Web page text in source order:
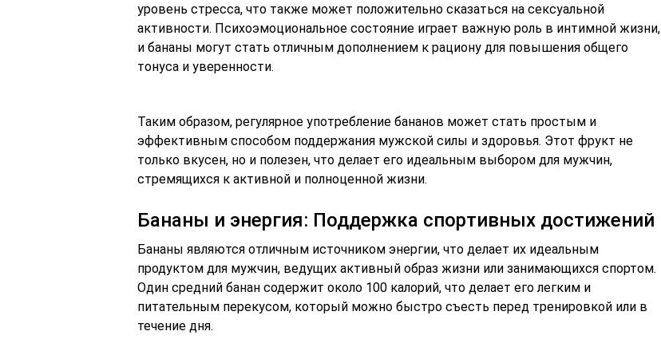
уровень стресса, что также может положительно сказаться на сексуальной
активности. Психоэмоциональное состояние играет важную роль в интимной жизни,
и бананы могут стать отличным дополнением к рациону для повышения общего
тонуса и уверенности.
Таким образом, регулярное употребление бананов может стать простым и
эффективным способом поддержания мужской силы и здоровья. Этот фрукт не
только вкусен, но и полезен, что делает его идеальным выбором для мужчин,
стремящихся к активной и полноценной жизни.
Бананы и энергия: Поддержка спортивных достижений
Бананы являются отличным источником энергии, что делает их идеальным
продуктом для мужчин, ведущих активный образ жизни или занимающихся спортом.
Один средний банан содержит около 100 калорий, что делает его легким и
питательным перекусом, который можно быстро съесть перед тренировкой или в
течение дня.